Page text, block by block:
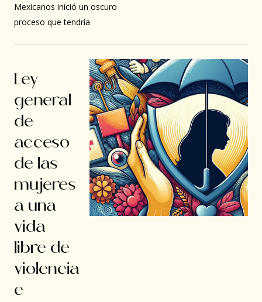
Mexicanos inició un oscuro
proceso que tendría
Ley
general
de
acceso
de las
mujeres
a una
vida
libre de
violencia
e